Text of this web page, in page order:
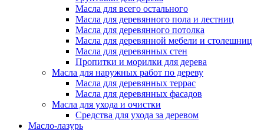
Масла для всего остального
Масла для деревянного пола и лестниц
Масла для деревянного потолка
Масла для деревянной мебели и столешниц
Масла для деревянных стен
Пропитки и морилки для дерева
Масла для наружных работ по дереву
Масла для деревянных террас
Масла для деревянных фасадов
Масла для ухода и очистки
Средства для ухода за деревом
Масло-лазурь